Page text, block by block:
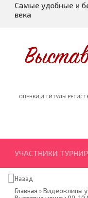
Самые удобные и
века
ОЦЕНКИ И ТИТУЛЫ
УЧАСТНИКИ
Назад
Главная »Видеоклипы